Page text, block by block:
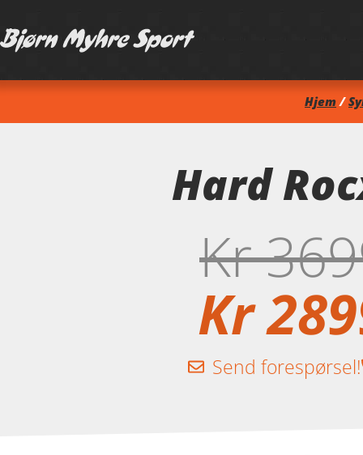
Hjem/
Hard
Kr
Kr
Send forespørsel!